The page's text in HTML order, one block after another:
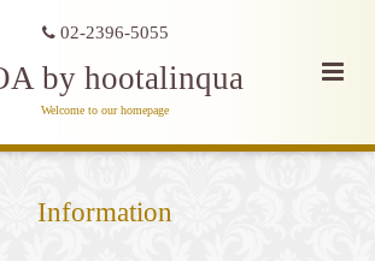
02-2396-5055
by hootalinqua
Welcome to our homepage
Information